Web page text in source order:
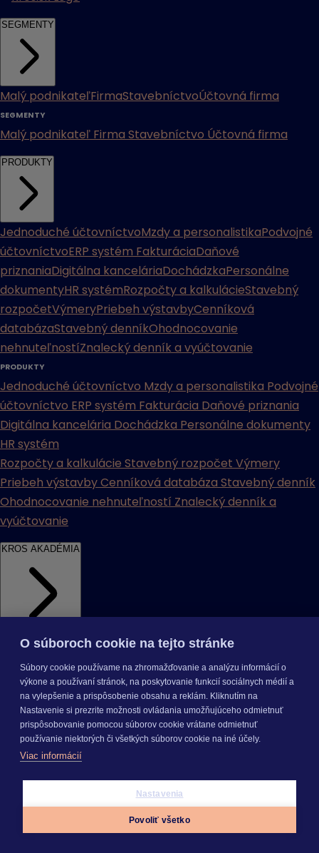
SEGMENTY
Malý podnikateľFirmaStavebníctvoÚčtovná firma
SEGMENTY
Malý podnikateľ Firma Stavebníctvo Účtovná firma
PRODUKTY
Jednoduché účtovníctvoMzdy a personalistikaPodvojné
účtovníctvoERP systém FakturáciaDaňové
priznaniaDigitálna kanceláriaDochádzkaPersonálne
dokumentyHR systémRozpočty a kalkulácieStavebný
rozpočetVýmeryPriebeh výstavbyCenníková
databázaStavebný denníkOhodnocovanie
nehnuteľnostíZnalecký denník a vyúčtovanie
PRODUKTY
Jednoduché účtovníctvo Mzdy a personalistika Podvojné
účtovníctvo ERP systém Fakturácia Daňové priznania
Digitálna kancelária Dochádzka Personálne dokumenty
HR systém
Rozpočty a kalkulácie Stavebný rozpočet Výmery
Priebeh výstavbyCenníková databáza Stavebný denník
Ohodnocovanie nehnuteľností Znalecký denník a
vyúčtovanie
KROS AKADÉMIA
VideoškoleniaVideonávodyWebinárePodujatia
príručkyČasto kladené otázky
KROS AKADÉMIA
VideoškoleniaVideonávodyWebinárePodujatia E-booky
a príručkyČasto kladené otázky
CenníkyOdporučte násPrávne dokumentyOdporúčaná
konfiguráciaAktualizácia verziíMobilné aplikácie
O súboroch cookie na tejto stránke
Súbory cookie používame na zhromažďovanie a analýzu informácií o
výkone a používaní stránok, na poskytovanie funkcií sociálnych médií a
na vylepšenie a prispôsobenie obsahu a reklám. Kliknutím na
Nastavenie si prezrite možnosti ovládania umožňujúceho odmietnuť
prispôsobovanie pomocou súborov cookie vrátane odmietnuť
používanie niektorých či všetkých súborov cookie na iné účely.
Viac informácií
Nastavenia
Povoliť všetko